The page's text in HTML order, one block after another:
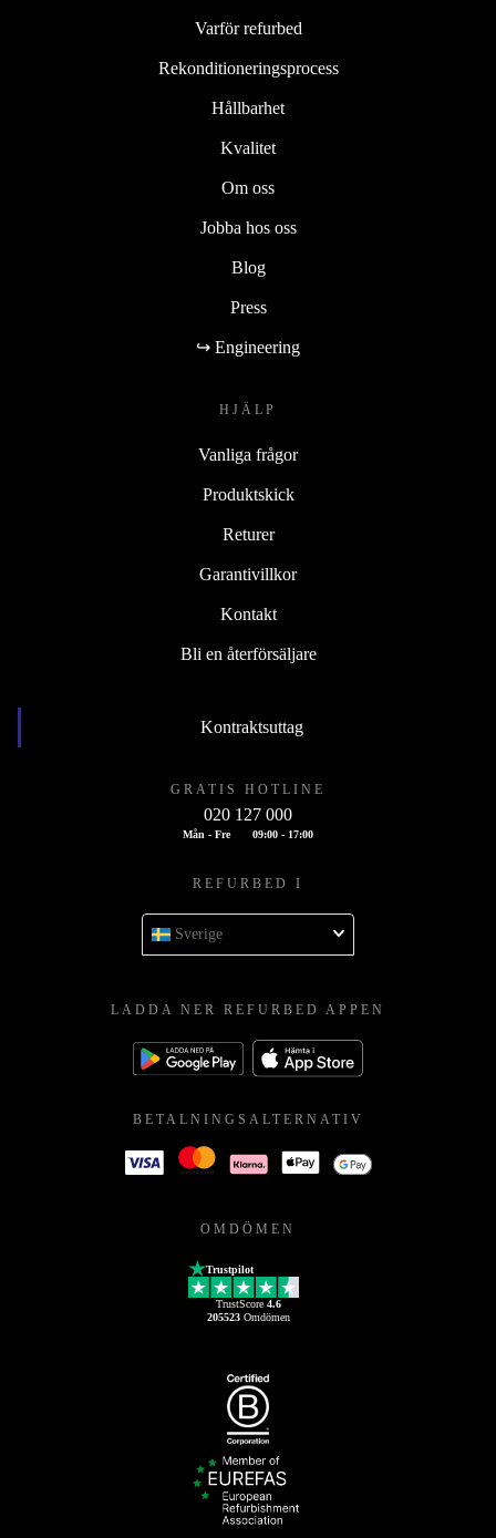
Varför refurbed
Rekonditioneringsprocess
Hållbarhet
Kvalitet
Om oss
Jobba hos oss
Blog
Press
↪ Engineering
HJÄLP
Vanliga frågor
Produktskick
Returer
Garantivillkor
Kontakt
Bli en återförsäljare
Kontraktsuttag
GRATIS HOTLINE
020 127 000
Mån - Fre 09:00 - 17:00
REFURBED I
Sverige
LADDA NER REFURBED APPEN
BETALNINGSALTERNATIV
OMDÖMEN
Trustpilot
TrustScore 4.6
205523Omdömen